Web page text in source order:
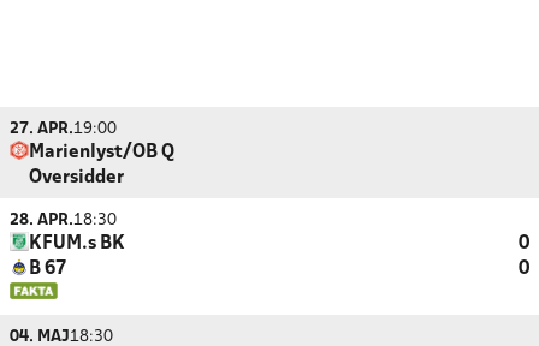
27. APR.19:00
Marienlyst/OB Q
Oversidder
28. APR.18:30
KFUM.s BK
0
B 67
0
04. MAJ18:30